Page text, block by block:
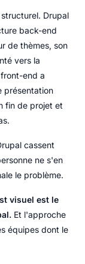
Drupal
back-end
de thèmes, son
vers la
end a
présentation
fin de projet et
cassent
ne s'en
le problème.
visuel est le
Et l'approche
équipes dont le